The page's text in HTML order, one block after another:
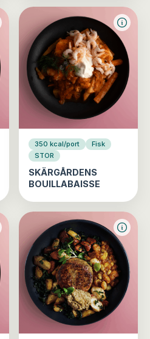
350 kcal/port
Fisk
STOR
SKÄRGÅRDENS
BOUILLABAISSE